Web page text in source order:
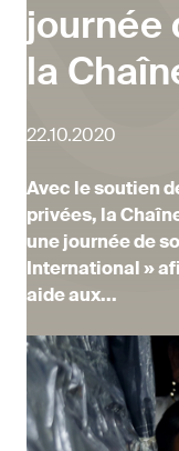
journée
la
22.10.2020
Avec le soutien
privées, la
une journée de
International »
aide aux...